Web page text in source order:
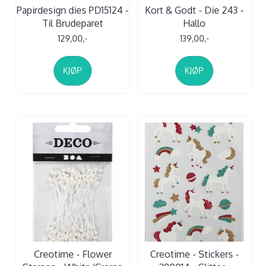
Papirdesign dies PD15124 -
Til Brudeparet
129,00,-
KJØP
Kort & Godt - Die 243 -
Hallo
139,00,-
KJØP
Creotime - Flower
Creotime - Stickers -